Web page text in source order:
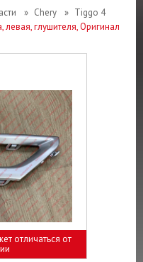
» Chery » Tiggo 4
глушителя, Оригинал
отличаться от